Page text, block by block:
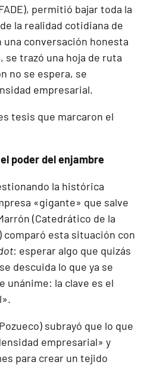
permitió bajar toda la
la realidad cotidiana de
conversación honesta
trazó una hoja de ruta
no se espera, se
empresarial.
tesis que marcaron el
poder del enjambre
la histórica
«gigante» que salve
(Catedrático de la
comparó esta situación con
: esperar algo que quizás
descuida lo que ya se
unánime: la clave es el
subrayó que lo que
empresarial» y
para crear un tejido